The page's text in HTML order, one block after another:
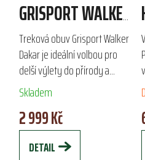
GRISPORT WALKER
DAKAR
Treková obuv Grisport Walker
Dakar je ideální volbou pro
delší výlety do přírody a
městské nošení. Díky
voděodolné membráně GriTex
a lícovému hovězímu svršku s
minimem švů...
Skladem
2 999 Kč
DETAIL